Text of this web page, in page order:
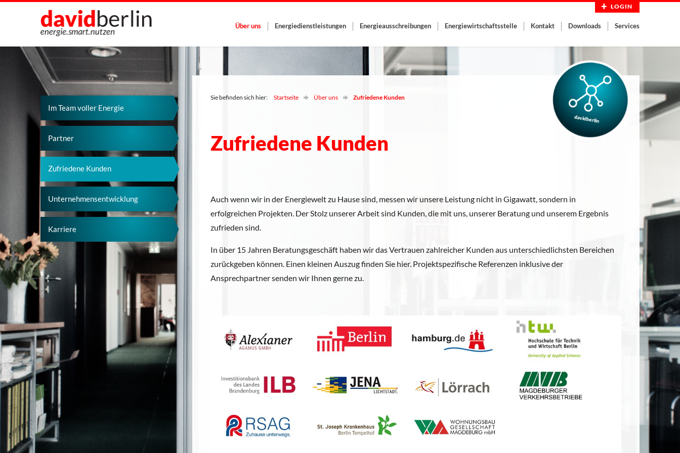
LOGIN
Über uns Energiedienstleistungen Energieausschreibungen Energiewirtschaftsstelle Kontakt Downloads Services
Im Team voller Energie
Partner
Zufriedene Kunden
Unternehmensentwicklung
Karriere
Sie befinden sich hier: Startseite Über uns Zufriedene Kunden
Zufriedene Kunden
Auch wenn wir in der Energiewelt zu Hause sind, messen wir unsere Leistung nicht in Gigawatt, sondern in
erfolgreichen Projekten. Der Stolz unserer Arbeit sind Kunden, die mit uns, unserer Beratung und unserem Ergebnis
zufrieden sind.
In über 15 Jahren Beratungsgeschäft haben wir das Vertrauen zahlreicher Kunden aus unterschiedlichsten Bereichen
zurückgeben können. Einen kleinen Auszug finden Sie hier. Projektspezifische Referenzen inklusive der
Ansprechpartner senden wir Ihnen gerne zu.